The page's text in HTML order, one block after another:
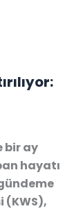
bir ay
hayatı
(KWS),